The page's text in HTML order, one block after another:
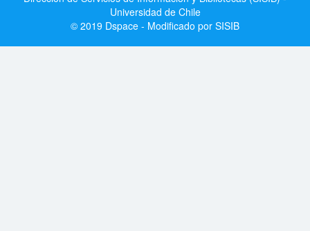
Universidad de Chile
© 2019 Dspace - Modificado por SISIB